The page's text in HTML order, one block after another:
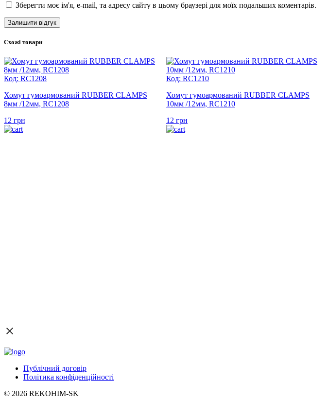
Зберегти моє ім'я, e-mail, та адресу сайту в цьому браузері для моїх подальших коментарів.
Схожі товари
Код: RC1208
Хомут гумоармований RUBBER CLAMPS
8мм /12мм, RC1208
12 грн
Код: RC1210
Хомут гумоармований RUBBER CLAMPS
10мм /12мм, RC1210
12 грн
Публічний договір
Політика конфіденційності
© 2026 REKOHIM-SK